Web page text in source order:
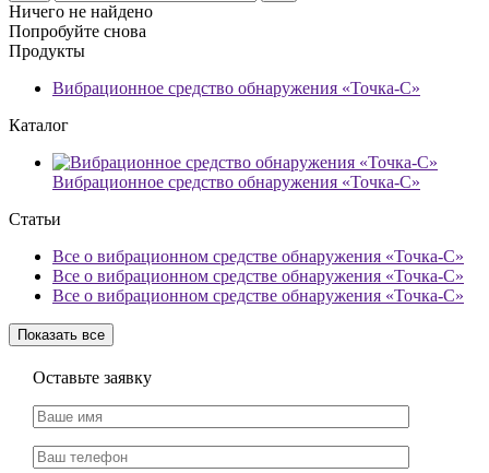
Ничего не найдено
Попробуйте снова
Продукты
Вибрационное средство обнаружения «Точка-С»
Каталог
Вибрационное средство обнаружения «Точка-С»
Статьи
Все о вибрационном средстве обнаружения «Точка-С»
Все о вибрационном средстве обнаружения «Точка-С»
Все о вибрационном средстве обнаружения «Точка-С»
Показать все
Оставьте заявку